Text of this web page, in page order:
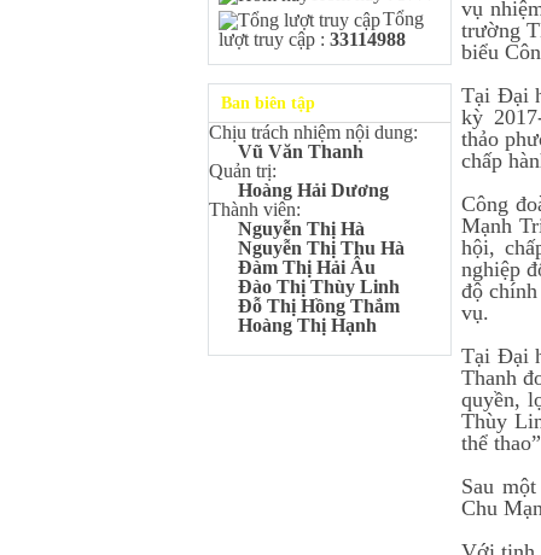
Kangaroo – IKMC 2020
Bùi Quang Minh - Lớp 9A3
Giải Ba kỳ thi chọn HSG cấp
tỉnh môn Toán.
Đinh Anh Thư - Lớp 9A3
Giải Nhì kỳ thi chọn HSG cấp
tỉnh môn Sinh học.
Chu Quang Lượng - Lớp
9A3
Giải Ba kỳ thi chọn HSG cấp
tỉnh môn Toán.
Lê Minh Chiến- Lớp 9A3
Giải Ba kỳ thi chọn HSG cấp
tỉnh môn Sinh học.
Giải Ba kỳ thi chọn HSG cấp
Tổng
lượt truy cập : 33114988
Ban biên tập
Chịu trách nhiệm nội dung:
Vũ Văn Thanh
Quản trị:
Hoàng Hải Dương
Thành viên:
Nguyễn Thị Hà
Nguyễn Thị Thu Hà
Đàm Thị Hải Âu
Đào Thị Thùy Linh
Đỗ Thị Hồng Thắm
Hoàng Thị Hạnh
vụ
trường
biểu
Tại Đại
kỳ
thảo
chấp
Công
Mạnh
hội,
nghiệp
độ
vụ.
Tại Đại
Thanh
quyền,
Thùy
thể thao”
Sau
Chu